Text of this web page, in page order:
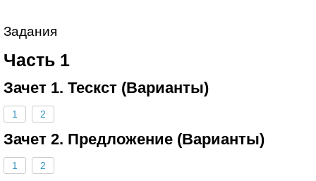
Задания
Часть 1
Зачет 1. Тескст (Варианты)
1 2
Зачет 2. Предложение (Варианты)
1 2